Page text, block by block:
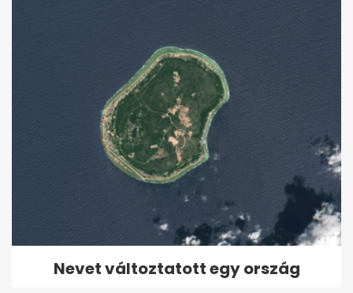
Nevet változtatott egy ország